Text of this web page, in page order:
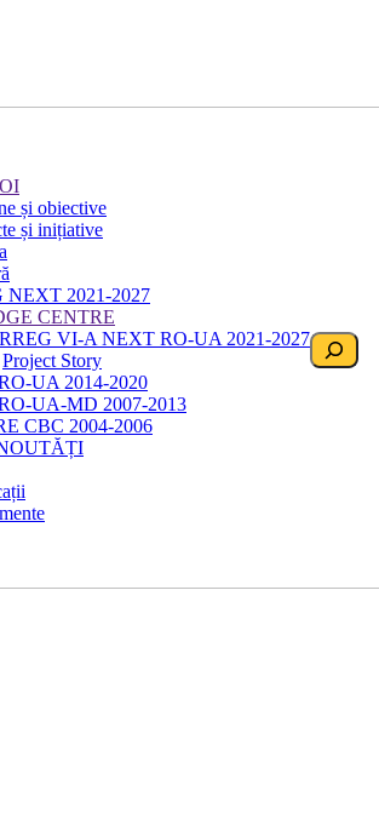
și obiective
și inițiative
NEXT 2021-2027
CENTRE
VI-A NEXT RO-UA 2021-2027
Project Story
UA 2014-2020
UA-MD 2007-2013
CBC 2004-2006
Search